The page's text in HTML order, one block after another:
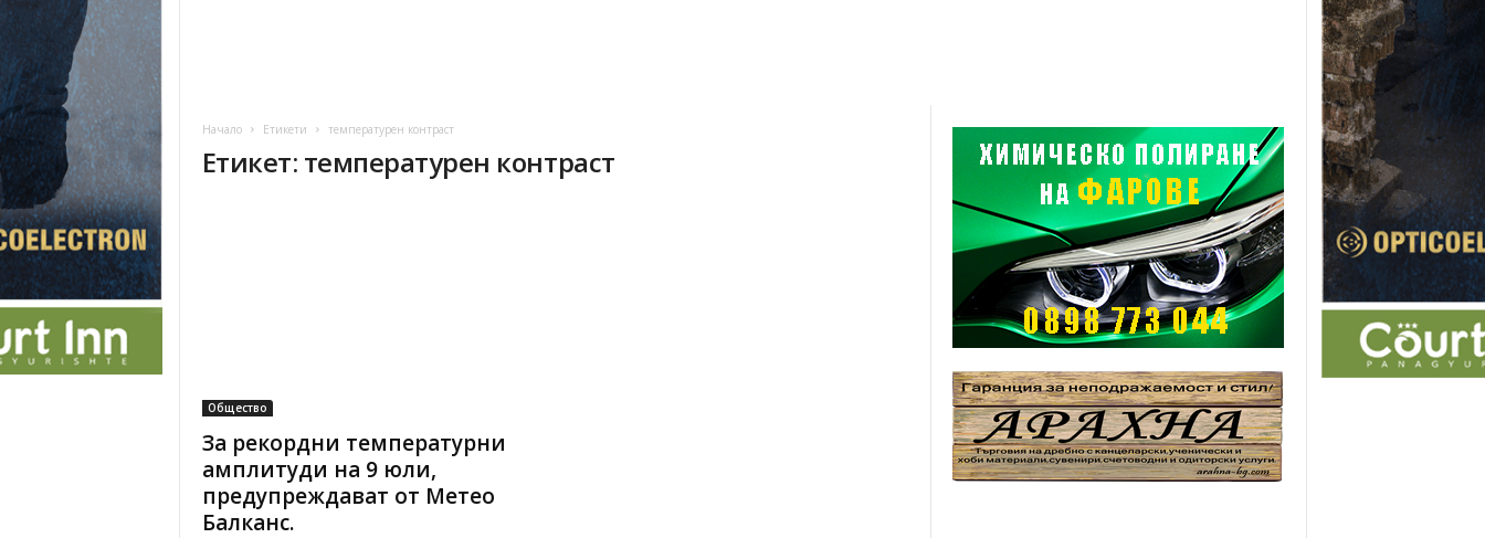
Начало Етикети температурен контраст
Етикет: температурен контраст
Общество
За рекордни температурни
амплитуди на 9 юли,
предупреждават от Метео
Балканс.